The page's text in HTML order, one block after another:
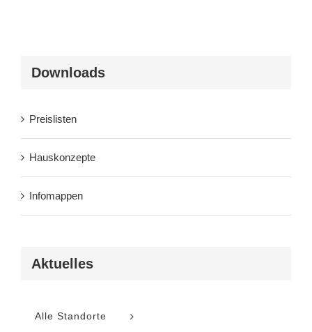
Downloads
Preislisten
Hauskonzepte
Infomappen
Aktuelles
Alle Standorte